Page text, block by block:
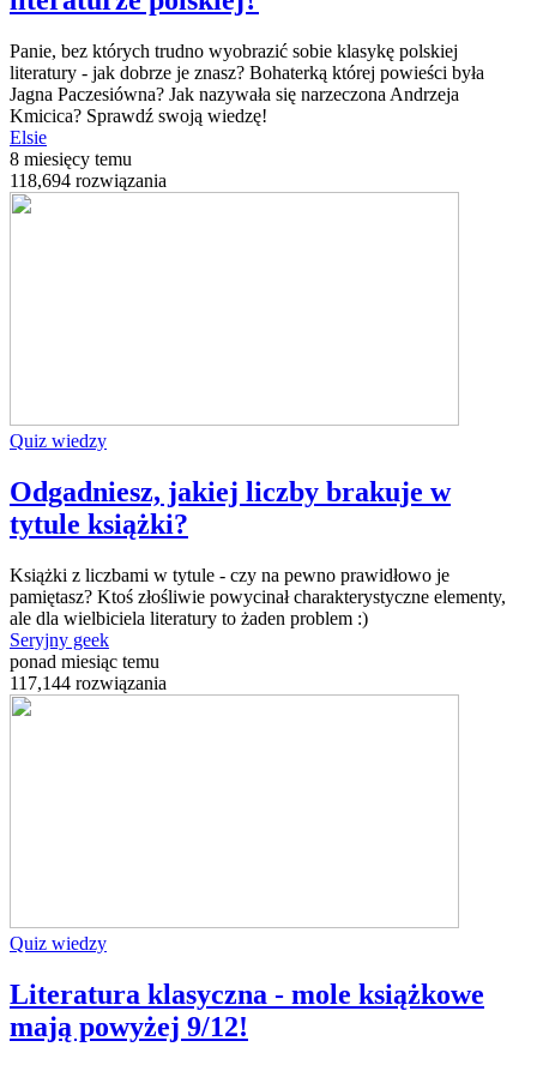
Panie, bez których trudno wyobrazić sobie klasykę polskiej
literatury - jak dobrze je znasz? Bohaterką której powieści była
Jagna Paczesiówna? Jak nazywała się narzeczona Andrzeja
Kmicica? Sprawdź swoją wiedzę!
Elsie
8 miesięcy temu
118,694 rozwiązania
Quiz wiedzy
Odgadniesz, jakiej liczby brakuje w
tytule książki?
Książki z liczbami w tytule - czy na pewno prawidłowo je
pamiętasz? Ktoś złośliwie powycinał charakterystyczne elementy,
ale dla wielbiciela literatury to żaden problem :)
Seryjny geek
ponad miesiąc temu
117,144 rozwiązania
Quiz wiedzy
Literatura klasyczna - mole książkowe
mają powyżej 9/12!